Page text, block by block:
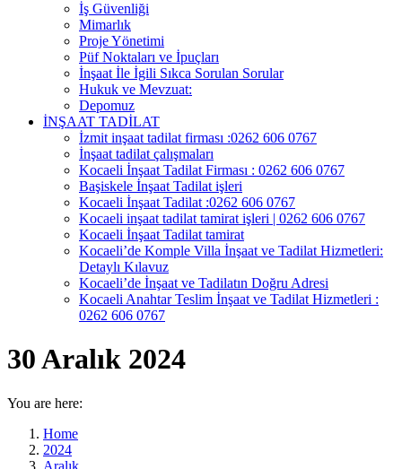
İş Güvenliği
Mimarlık
Proje Yönetimi
Püf Noktaları ve İpuçları
İnşaat İle İgili Sıkca Sorulan Sorular
Hukuk ve Mevzuat:
Depomuz
İNŞAAT TADİLAT
İzmit inşaat tadilat firması :0262 606 0767
İnşaat tadilat çalışmaları
Kocaeli İnşaat Tadilat Firması : 0262 606 0767
Başiskele İnşaat Tadilat işleri
Kocaeli İnşaat Tadilat :0262 606 0767
Kocaeli inşaat tadilat tamirat işleri | 0262 606 0767
Kocaeli İnşaat Tadilat tamirat
Kocaeli’de Komple Villa İnşaat ve Tadilat Hizmetleri:
Detaylı Kılavuz
Kocaeli’de İnşaat ve Tadilatın Doğru Adresi
Kocaeli Anahtar Teslim İnşaat ve Tadilat Hizmetleri :
0262 606 0767
30 Aralık 2024
You are here:
Home
2024
Aralık